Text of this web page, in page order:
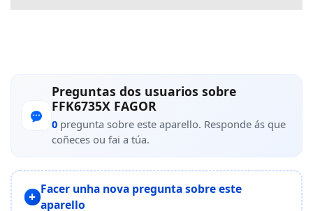
Preguntas dos usuarios sobre
FFK6735X FAGOR
0 pregunta sobre este aparello. Responde ás que
coñeces ou fai a túa.
Facer unha nova pregunta sobre este
aparello